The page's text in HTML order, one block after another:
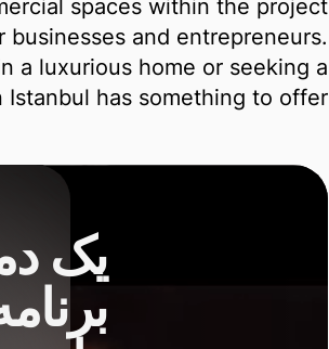
spaces within the project
and entrepreneurs.
a luxurious home or seeking a
has something to offer.
یک